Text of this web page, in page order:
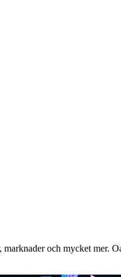
och mycket mer.